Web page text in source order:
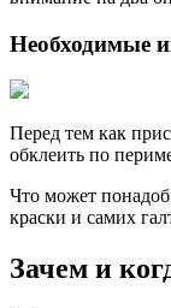
Необходимые
Перед тем как
обклеить по
Что может
краски и самих
Зачем и